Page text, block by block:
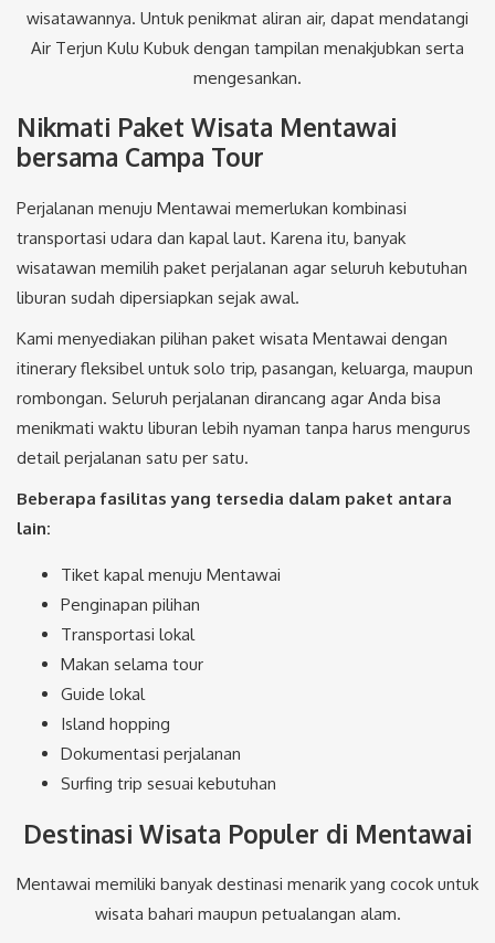
wisatawannya. Untuk penikmat aliran air, dapat mendatangi
Air Terjun Kulu Kubuk dengan tampilan menakjubkan serta
mengesankan.
Nikmati Paket Wisata Mentawai
bersama Campa Tour
Perjalanan menuju Mentawai memerlukan kombinasi
transportasi udara dan kapal laut. Karena itu, banyak
wisatawan memilih paket perjalanan agar seluruh kebutuhan
liburan sudah dipersiapkan sejak awal.
Kami menyediakan pilihan paket wisata Mentawai dengan
itinerary fleksibel untuk solo trip, pasangan, keluarga, maupun
rombongan. Seluruh perjalanan dirancang agar Anda bisa
menikmati waktu liburan lebih nyaman tanpa harus mengurus
detail perjalanan satu per satu.
Beberapa fasilitas yang tersedia dalam paket antara
lain:
Tiket kapal menuju Mentawai
Penginapan pilihan
Transportasi lokal
Makan selama tour
Guide lokal
Island hopping
Dokumentasi perjalanan
Surfing trip sesuai kebutuhan
Destinasi Wisata Populer di Mentawai
Mentawai memiliki banyak destinasi menarik yang cocok untuk
wisata bahari maupun petualangan alam.